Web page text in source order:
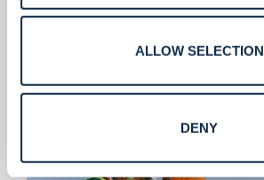
ALLOW SELECTION
DENY